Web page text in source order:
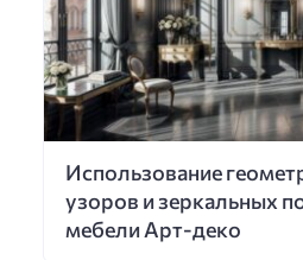
Использование
узоров и зеркальных
мебели Арт-деко